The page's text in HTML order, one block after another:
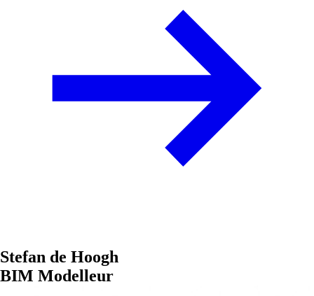
Stefan de Hoogh
BIM Modelleur